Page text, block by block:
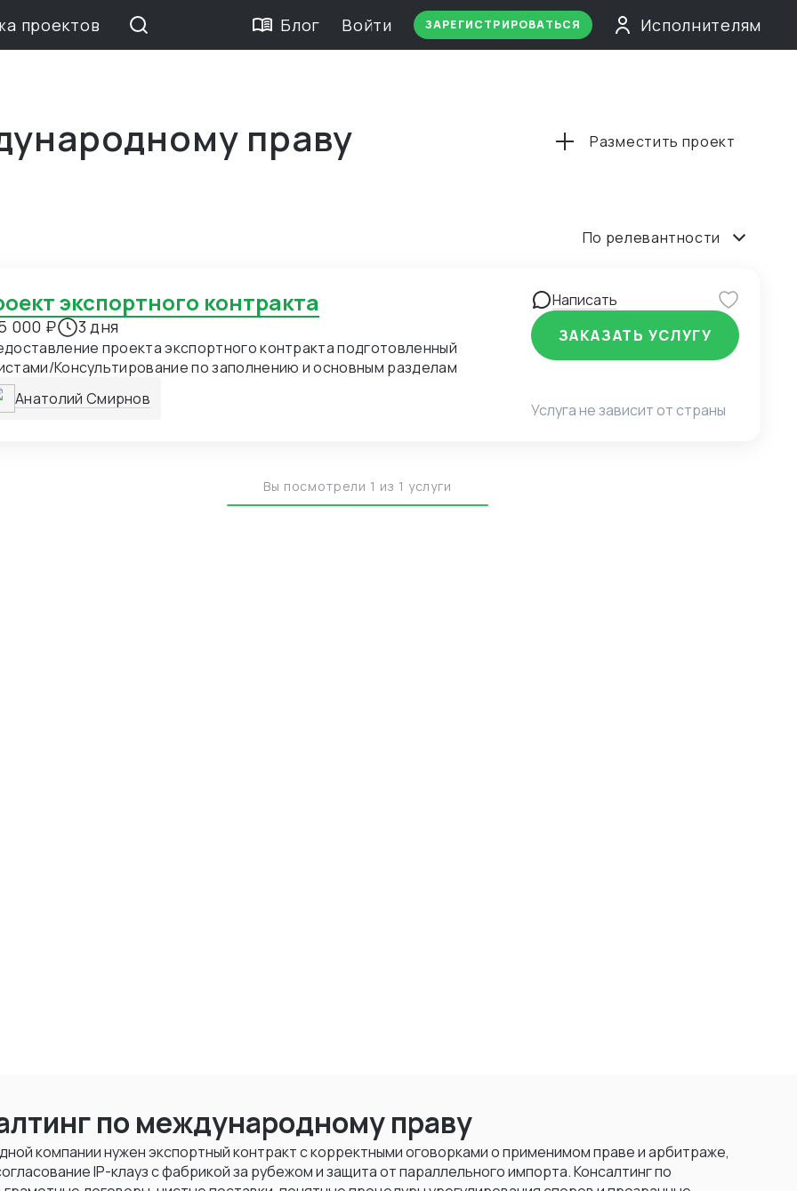
проектов Блог Войти ЗАРЕГИСТРИРОВАТЬСЯ Исполнителям
праву Разместить проект
По релевантности
экспортного контракта
000 ₽ 3 дня
проекта экспортного контракта подготовленный
Консультирование по заполнению и основным разделам
Анатолий Смирнов
Написать
ЗАКАЗАТЬ УСЛУГУ
Услуга не зависит от страны
Вы посмотрели 1 из 1 услуги
по международному праву
компании нужен экспортный контракт с корректными оговорками о применимом праве и арбитраже,
IP-клауз с фабрикой за рубежом и защита от параллельного импорта. Консалтинг по